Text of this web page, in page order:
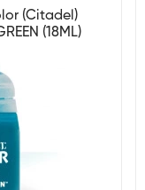
(Citadel)
(18ML)